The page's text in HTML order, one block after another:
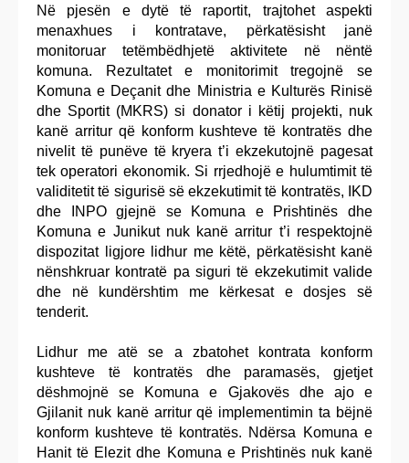
Në pjesën e dytë të raportit, trajtohet aspekti
menaxhues i kontratave, përkatësisht janë
monitoruar tetëmbëdhjetë aktivitete në nëntë
komuna. Rezultatet e monitorimit tregojnë se
Komuna e Deçanit dhe Ministria e Kulturës Rinisë
dhe Sportit (MKRS) si donator i këtij projekti, nuk
kanë arritur që konform kushteve të kontratës dhe
nivelit të punëve të kryera t’i ekzekutojnë pagesat
tek operatori ekonomik. Si rrjedhojë e hulumtimit të
validitetit të sigurisë së ekzekutimit të kontratës, IKD
dhe INPO gjejnë se Komuna e Prishtinës dhe
Komuna e Junikut nuk kanë arritur t’i respektojnë
dispozitat ligjore lidhur me këtë, përkatësisht kanë
nënshkruar kontratë pa siguri të ekzekutimit valide
dhe në kundërshtim me kërkesat e dosjes së
tenderit.
Lidhur me atë se a zbatohet kontrata konform
kushteve të kontratës dhe paramasës, gjetjet
dëshmojnë se Komuna e Gjakovës dhe ajo e
Gjilanit nuk kanë arritur që implementimin ta bëjnë
konform kushteve të kontratës. Ndërsa Komuna e
Hanit të Elezit dhe Komuna e Prishtinës nuk kanë